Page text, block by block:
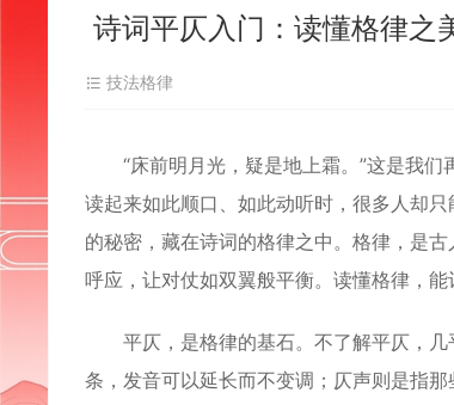
诗词平仄入门：读懂格律之
技法格律
“床前明月光，疑是地上霜。”这是我们
读起来如此顺口、如此动听时，很多人却
的秘密，藏在诗词的格律之中。格律，是
呼应，让对仗如双翼般平衡。读懂格律，
平仄，是格律的基石。不了解平仄，几
条，发音可以延长而不变调；仄声则是指